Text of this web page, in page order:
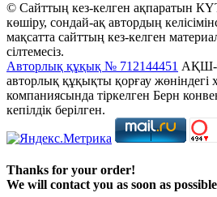
© Сайттың кез-келген ақпаратын
көшіру, сондай-ақ автордың
мақсатта сайттың кез-келген
сілтемесіз.
Авторлық құқық № 712144451 АҚШ-
авторлық құқықты қорғау жөніндегі
компаниясында тіркелген Берн
кепілдік берілген.
Thanks for your order!
We will contact you as soon as